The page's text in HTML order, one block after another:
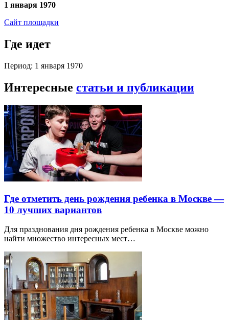
1 января 1970
Сайт площадки
Где идет
Период: 1 января 1970
Интересные статьи и публикации
Где отметить день рождения ребенка в Москве —
10 лучших вариантов
Для празднования дня рождения ребенка в Москве можно
найти множество интересных мест…